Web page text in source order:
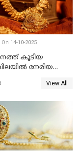
14-10-2025
കൂടിയ
നേരിയ
View All